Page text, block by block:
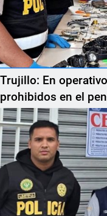
Trujillo: En
prohibidos en el